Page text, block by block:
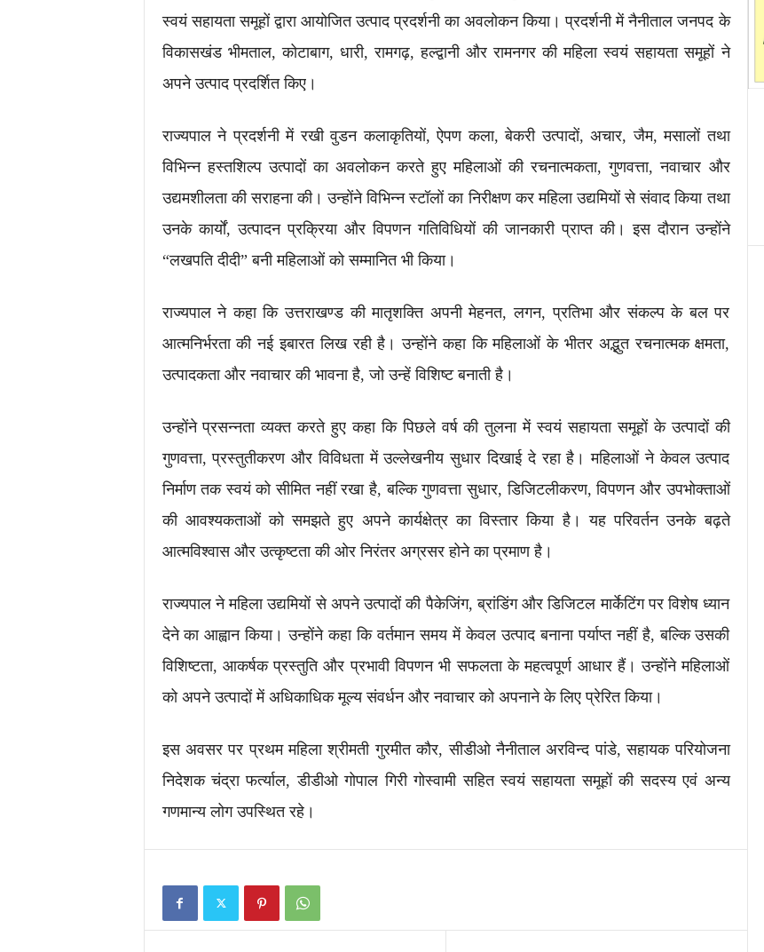
स्वयं सहायता समूहों द्वारा आयोजित उत्पाद प्रदर्शनी का अवलोकन किया। प्रदर्शनी में नैनीताल जनपद के
विकासखंड भीमताल, कोटाबाग, धारी, रामगढ़, हल्द्वानी और रामनगर की महिला स्वयं सहायता समूहों ने
अपने उत्पाद प्रदर्शित किए।
राज्यपाल ने प्रदर्शनी में रखी वुडन कलाकृतियों, ऐपण कला, बेकरी उत्पादों, अचार, जैम, मसालों तथा
विभिन्न हस्तशिल्प उत्पादों का अवलोकन करते हुए महिलाओं की रचनात्मकता, गुणवत्ता, नवाचार और
उद्यमशीलता की सराहना की। उन्होंने विभिन्न स्टॉलों का निरीक्षण कर महिला उद्यमियों से संवाद किया तथा
उनके कार्यों, उत्पादन प्रक्रिया और विपणन गतिविधियों की जानकारी प्राप्त की। इस दौरान उन्होंने
“लखपति दीदी” बनी महिलाओं को सम्मानित भी किया।
राज्यपाल ने कहा कि उत्तराखण्ड की मातृशक्ति अपनी मेहनत, लगन, प्रतिभा और संकल्प के बल पर
आत्मनिर्भरता की नई इबारत लिख रही है। उन्होंने कहा कि महिलाओं के भीतर अद्भुत रचनात्मक क्षमता,
उत्पादकता और नवाचार की भावना है, जो उन्हें विशिष्ट बनाती है।
उन्होंने प्रसन्नता व्यक्त करते हुए कहा कि पिछले वर्ष की तुलना में स्वयं सहायता समूहों के उत्पादों की
गुणवत्ता, प्रस्तुतीकरण और विविधता में उल्लेखनीय सुधार दिखाई दे रहा है। महिलाओं ने केवल उत्पाद
निर्माण तक स्वयं को सीमित नहीं रखा है, बल्कि गुणवत्ता सुधार, डिजिटलीकरण, विपणन और उपभोक्ताओं
की आवश्यकताओं को समझते हुए अपने कार्यक्षेत्र का विस्तार किया है। यह परिवर्तन उनके बढ़ते
आत्मविश्वास और उत्कृष्टता की ओर निरंतर अग्रसर होने का प्रमाण है।
राज्यपाल ने महिला उद्यमियों से अपने उत्पादों की पैकेजिंग, ब्रांडिंग और डिजिटल मार्केटिंग पर विशेष ध्यान
देने का आह्वान किया। उन्होंने कहा कि वर्तमान समय में केवल उत्पाद बनाना पर्याप्त नहीं है, बल्कि उसकी
विशिष्टता, आकर्षक प्रस्तुति और प्रभावी विपणन भी सफलता के महत्वपूर्ण आधार हैं। उन्होंने महिलाओं
को अपने उत्पादों में अधिकाधिक मूल्य संवर्धन और नवाचार को अपनाने के लिए प्रेरित किया।
इस अवसर पर प्रथम महिला श्रीमती गुरमीत कौर, सीडीओ नैनीताल अरविन्द पांडे, सहायक परियोजना
निदेशक चंद्रा फर्त्याल, डीडीओ गोपाल गिरी गोस्वामी सहित स्वयं सहायता समूहों की सदस्य एवं अन्य
गणमान्य लोग उपस्थित रहे।